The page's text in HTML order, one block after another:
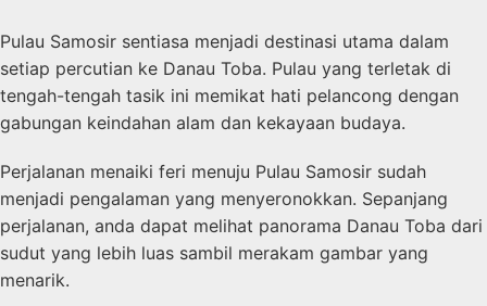
Pulau Samosir sentiasa menjadi destinasi utama dalam
setiap percutian ke Danau Toba. Pulau yang terletak di
tengah-tengah tasik ini memikat hati pelancong dengan
gabungan keindahan alam dan kekayaan budaya.
Perjalanan menaiki feri menuju Pulau Samosir sudah
menjadi pengalaman yang menyeronokkan. Sepanjang
perjalanan, anda dapat melihat panorama Danau Toba dari
sudut yang lebih luas sambil merakam gambar yang
menarik.